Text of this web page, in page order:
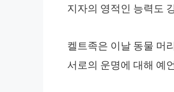
지자의 영적인 능력도
켈트족은 이날 동물 머
서로의 운명에 대해 예